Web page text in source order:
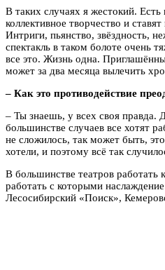
В таких случаях я жестокий.
коллективное творчество и
Интриги, пьянство, звёздность,
спектакль в таком болоте очень
все это. Жизнь одна.
может за два месяца вылечить
– Как это противодействие
– Ты знаешь, у всех своя правда.
большинстве случаев все хотят
не сложилось, так может быть,
хотели, и поэтому всё так
В большинстве театров работать
работать с которыми
Лесосибирский «Поиск»,